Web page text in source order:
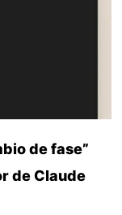
de fase”
de Claude